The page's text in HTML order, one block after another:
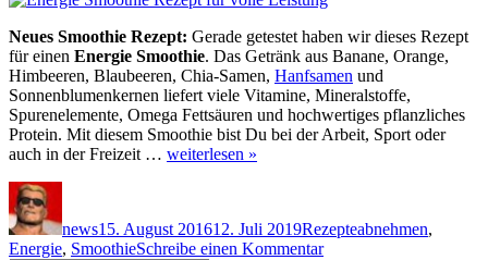
Neues Smoothie Rezept: Gerade getestet haben wir dieses Rezept
für einen Energie Smoothie. Das Getränk aus Banane, Orange,
Himbeeren, Blaubeeren, Chia-Samen, Hanfsamen und
Sonnenblumenkernen liefert viele Vitamine, Mineralstoffe,
Spurenelemente, Omega Fettsäuren und hochwertiges pflanzliches
Protein. Mit diesem Smoothie bist Du bei der Arbeit, Sport oder
auch in der Freizeit … weiterlesen »
news15. August 201612. Juli 2019Rezepteabnehmen,
Energie, SmoothieSchreibe einen Kommentarzu